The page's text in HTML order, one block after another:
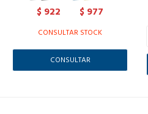
$ 922 $ 977
CONSULTAR STOCK
CONSULTAR